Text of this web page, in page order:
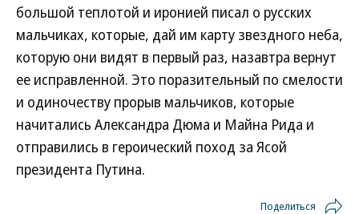
большой теплотой и иронией писал о русских
мальчиках, которые, дай им карту звездного неба,
которую они видят в первый раз, назавтра вернут
ее исправленной. Это поразительный по смелости
и одиночеству прорыв мальчиков, которые
начитались Александра Дюма и Майна Рида и
отправились в героический поход за Ясой
президента Путина.
Поделиться